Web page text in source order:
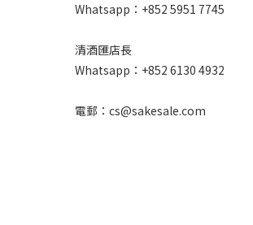
Whatsapp：+852 5951 7745
清酒匯店長
Whatsapp：+852 6130 4932
電郵：cs@sakesale.com